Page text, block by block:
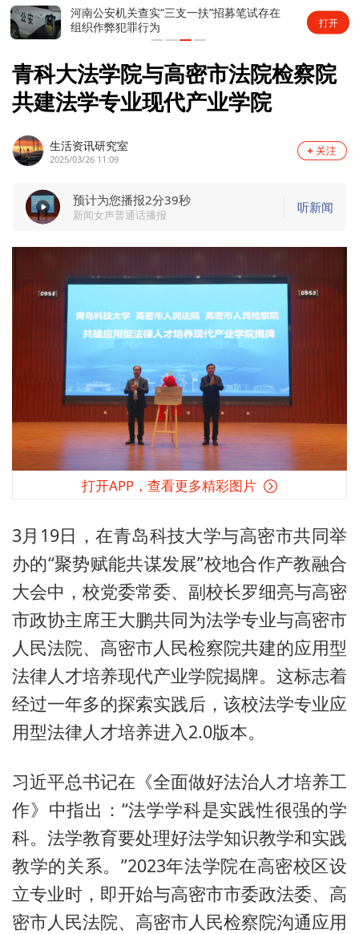
河南公安机关查实“三支一扶”招募笔试存在
组织作弊犯罪行为
打开
青科大法学院与高密市法院检察院
共建法学专业现代产业学院
生活资讯研究室
2025/03/26 11:09
预计为您播报2分39秒
新闻女声普通话播报 听新闻
打开APP，查看更多精彩图片
3月19日，在青岛科技大学与高密市共同举
办的“聚势赋能共谋发展”校地合作产教融合
大会中，校党委常委、副校长罗细亮与高密
市政协主席王大鹏共同为法学专业与高密市
人民法院、高密市人民检察院共建的应用型
法律人才培养现代产业学院揭牌。这标志着
经过一年多的探索实践后，该校法学专业应
用型法律人才培养进入2.0版本。
习近平总书记在《全面做好法治人才培养工
作》中指出：“法学学科是实践性很强的学
科。法学教育要处理好法学知识教学和实践
教学的关系。”2023年法学院在高密校区设
立专业时，即开始与高密市市委政法委、高
密市人民法院、高密市人民检察院沟通应用